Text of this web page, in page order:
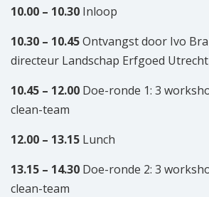
10.00 – 10.30 Inloop
10.30 – 10.45Ontvangst door Ivo
directeur Landschap Erfgoed Utrecht
10.45 – 12.00 Doe-ronde 1: 3
clean-team
12.00 – 13.15 Lunch
13.15 – 14.30 Doe-ronde 2: 3
clean-team